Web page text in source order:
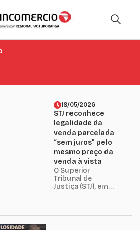
18/05/2026
STJ reconhece
legalidade da
venda parcelada
“sem juros” pelo
mesmo preço da
venda à vista
O Superior
Tribunal de
Justiça (STJ), em